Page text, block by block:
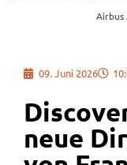
Airbus
09. Juni 2026
neue